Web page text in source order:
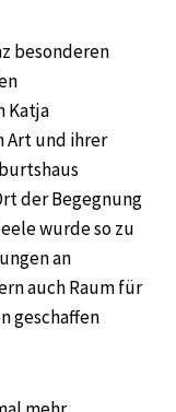
besonderen
Katja
Art und ihrer
der Begegnung
wurde so zu
an
auch Raum für
geschaffen